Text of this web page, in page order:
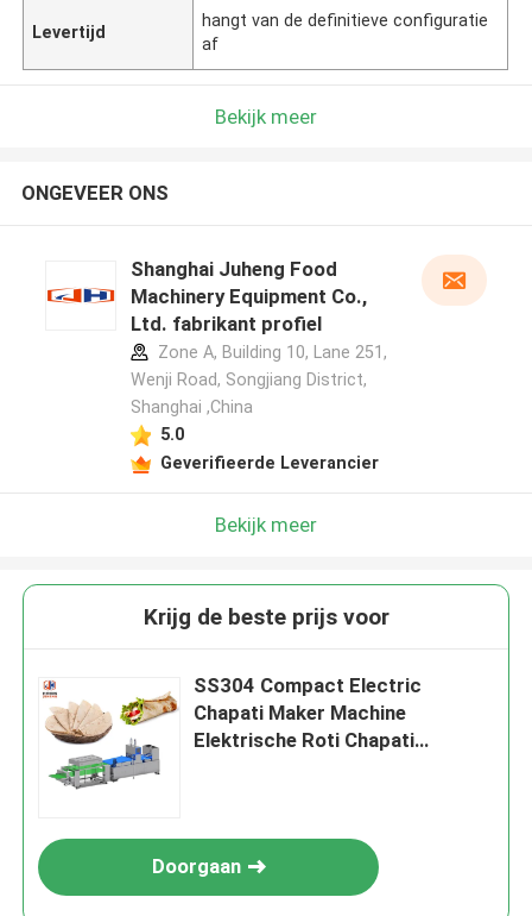
Levertijd
hangt van de definitieve configuratie
af
Bekijk meer
ONGEVEER ONS
Shanghai Juheng Food
Machinery Equipment Co.,
Ltd. fabrikant profiel
Zone A, Building 10, Lane 251,
Wenji Road, Songjiang District,
Shanghai ,China
5.0
Geverifieerde Leverancier
Bekijk meer
Krijg de beste prijs voor
SS304 Compact Electric
Chapati Maker Machine
Elektrische Roti Chapati
Doorgaan